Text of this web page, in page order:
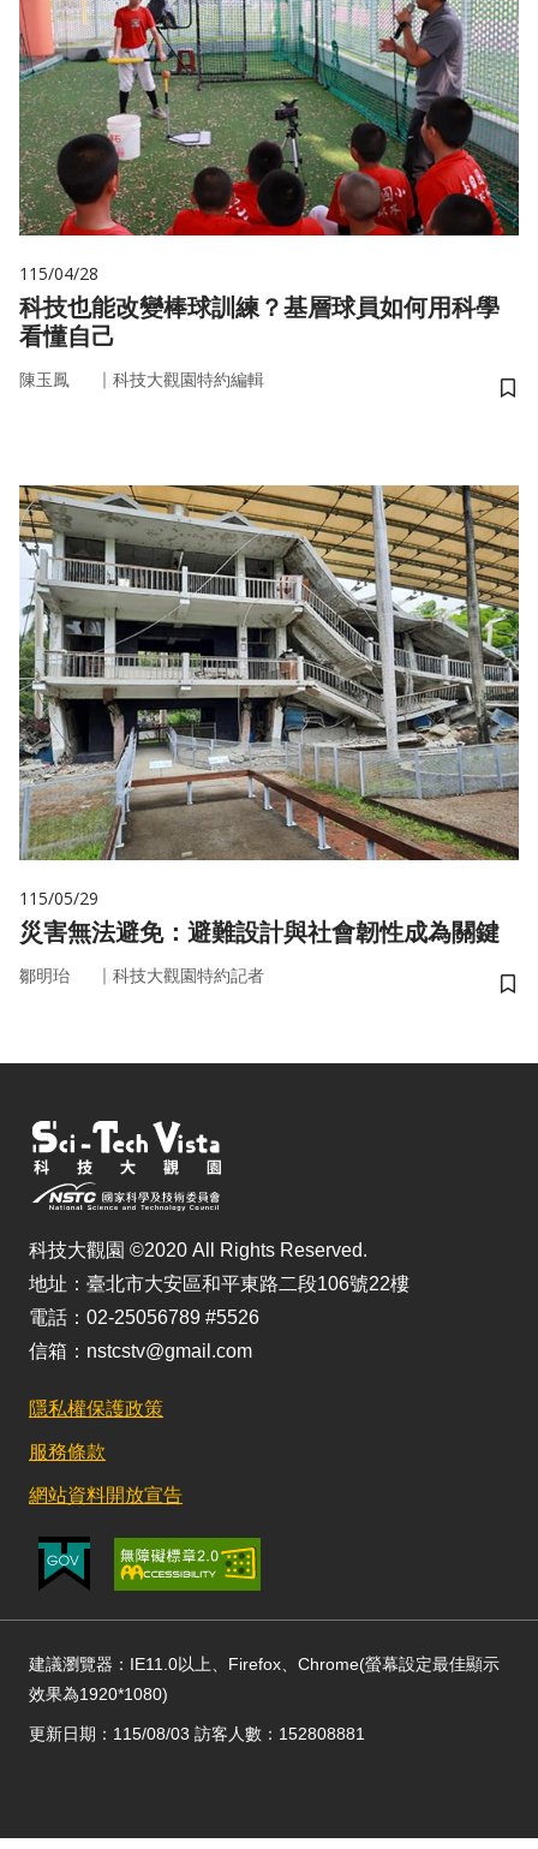
115/04/28
科技也能改變棒球訓練？基層球員如何用科學
看懂自己
陳玉鳳 ｜ 科技大觀園特約編輯
儲
115/05/29
災害無法避免：避難設計與社會韌性成為關鍵
鄒明珆 ｜ 科技大觀園特約記者
儲
科技大觀園 ©2020 All Rights Reserved.
地址：臺北市大安區和平東路二段106號22樓
電話：02-25056789 #5526
信箱：nstcstv@gmail.com
隱私權保護政策
服務條款
網站資料開放宣告
建議瀏覽器：IE11.0以上、Firefox、Chrome(螢幕設定最佳顯示
效果為1920*1080)
更新日期：115/08/03 訪客人數：152808881